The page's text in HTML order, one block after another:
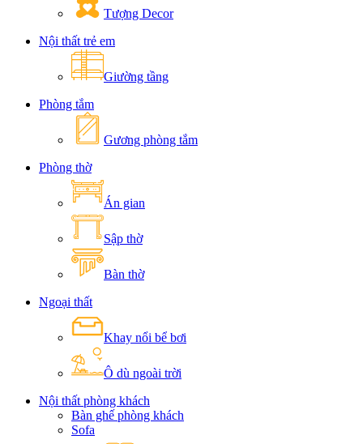
Tượng Decor
Nội thất trẻ em
Giường tầng
Phòng tắm
Gương phòng tắm
Phòng thờ
Án gian
Sập thờ
Bàn thờ
Ngoại thất
Khay nổi bể bơi
Ô dù ngoài trời
Nội thất phòng khách
Bàn ghế phòng khách
Sofa